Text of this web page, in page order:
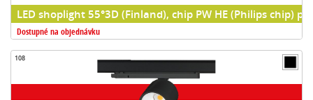
LED shoplight 55°3D (Finland), chip PW HE (Philips chip)
Dostupné na objednávku
108